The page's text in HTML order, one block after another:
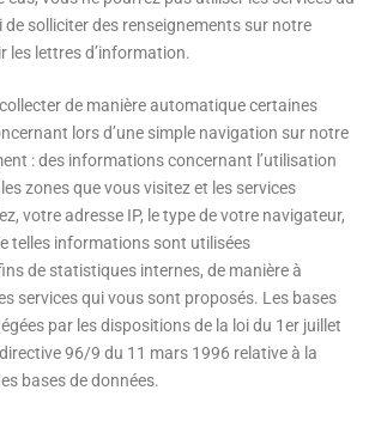
solliciter des renseignements sur notre
les lettres d’information.
de manière automatique certaines
lors d’une simple navigation sur notre
: des informations concernant l’utilisation
zones que vous visitez et les services
votre adresse IP, le type de votre navigateur,
telles informations sont utilisées
de statistiques internes, de manière à
services qui vous sont proposés. Les bases
par les dispositions de la loi du 1er juillet
96/9 du 11 mars 1996 relative à la
bases de données.